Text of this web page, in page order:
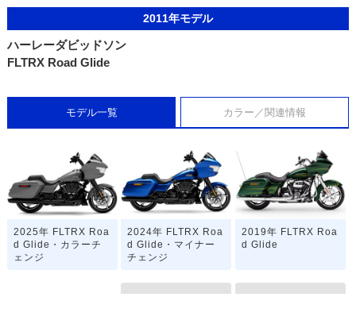
2011年モデル
ハーレーダビッドソン
FLTRX Road Glide
モデル一覧 カラー／関連情報
2025年 FLTRX Roa
d Glide・カラーチ
ェンジ
2024年 FLTRX Roa
d Glide・マイナー
チェンジ
2019年 FLTRX Roa
d Glide